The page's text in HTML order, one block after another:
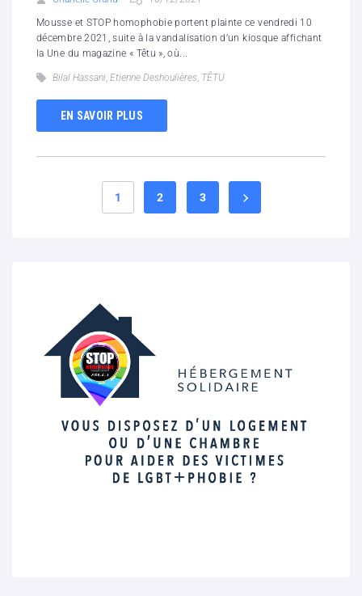
Mousse et STOP homophobie portent plainte ce vendredi 10
décembre 2021, suite à la vandalisation d’un kiosque affichant
la Une du magazine « Têtu », où...
Bilal Hassani, Etienne Deshoulières, TÊTU
EN SAVOIR PLUS
1 2 3